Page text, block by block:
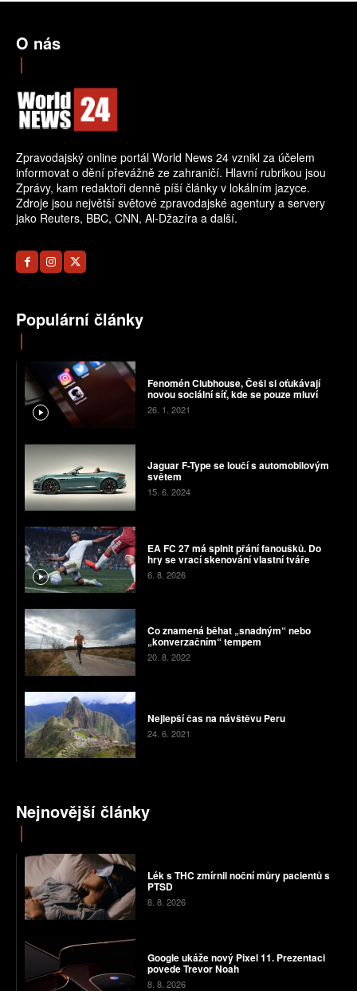
O nás
Zpravodajský online portál World News 24 vznikl za účelem
informovat o dění převážně ze zahraničí. Hlavní rubrikou jsou
Zprávy, kam redaktoři denně píší články v lokálním jazyce.
Zdroje jsou největší světové zpravodajské agentury a servery
jako Reuters, BBC, CNN, Al-Džazíra a další.
Populární články
Fenomén Clubhouse, Češi si oťukávají
novou sociální síť, kde se pouze mluví
26. 1. 2021
Jaguar F-Type se loučí s automobilovým
světem
15. 6. 2024
EA FC 27 má splnit přání fanoušků. Do
hry se vrací skenování vlastní tváře
6. 8. 2026
Co znamená běhat „snadným“ nebo
„konverzačním“ tempem
20. 8. 2022
Nejlepší čas na návštěvu Peru
24. 6. 2021
Nejnovější články
Lék s THC zmírnil noční můry pacientů s
PTSD
8. 8. 2026
Google ukáže nový Pixel 11. Prezentaci
povede Trevor Noah
8. 8. 2026